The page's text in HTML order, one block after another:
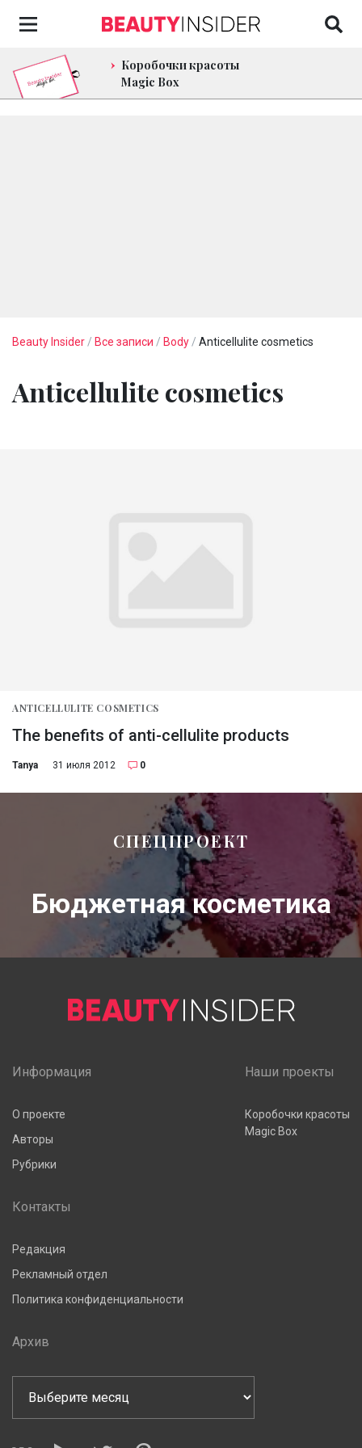
Коробочки красоты
Magic Box
Beauty Insider / Все записи / Body / Anticellulite cosmetics
Anticellulite cosmetics
ANTICELLULITE COSMETICS
The benefits of anti-cellulite products
Tanya 31 июля 2012 0
СПЕЦПРОЕКТ
Бюджетная косметика
Информация
О проекте
Авторы
Рубрики
Наши проекты
Коробочки красоты
Magic Box
Контакты
Редакция
Рекламный отдел
Политика конфиденциальности
Архив